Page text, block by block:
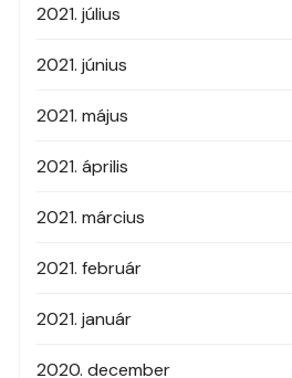
2021. július
2021. június
2021. május
2021. április
2021. március
2021. február
2021. január
2020. december